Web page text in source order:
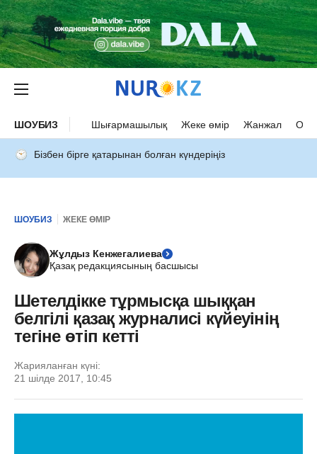
ШОУБИЗ Шығармашылық Жеке өмір Жанжал
Бізбен бірге қатарынан болған күндеріңіз
ШОУБИЗ ЖЕКЕ ӨМІР
Жұлдыз Кенжегалиева
Қазақ редакциясының басшысы
Шетелдікке тұрмысқа шыққан
белгілі қазақ журналисі күйеуінің
тегіне өтіп кетті
Жарияланған күні:
21 шілде 2017, 10:45